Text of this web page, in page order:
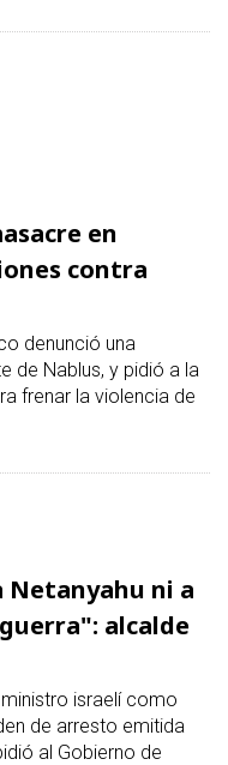
en
contra
denunció una
de Nablus, y pidió a la
frenar la violencia de
Netanyahu ni a
alcalde
israelí como
de arresto emitida
al Gobierno de